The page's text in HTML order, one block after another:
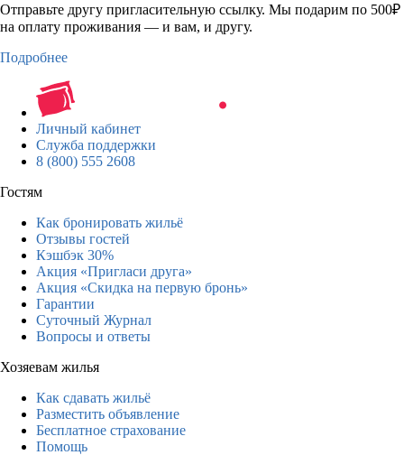
Отправьте другу пригласительную ссылку. Мы подарим по 500₽
на оплату проживания — и вам, и другу.
Подробнее
Личный кабинет
Служба поддержки
8 (800) 555 2608
Гостям
Как бронировать жильё
Отзывы гостей
Кэшбэк 30%
Акция «Пригласи друга»
Акция «Скидка на первую бронь»
Гарантии
Суточный Журнал
Вопросы и ответы
Хозяевам жилья
Как сдавать жильё
Разместить объявление
Бесплатное страхование
Помощь